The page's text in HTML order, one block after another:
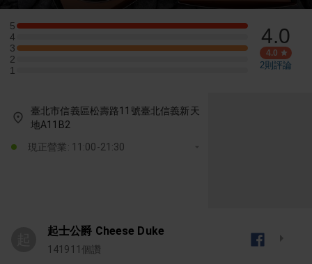
5
5 星：1 則評論
4
4 星：0 則評論
3
3 星：1 則評論
2
2 星：0 則評論
1
1 星：0 則評論
4.0
4.0
2則評論
臺北市信義區松壽路11號臺北信義新天
地A11B2
現正營業: 11:00-21:30
起士公爵 Cheese Duke
141911 個讚